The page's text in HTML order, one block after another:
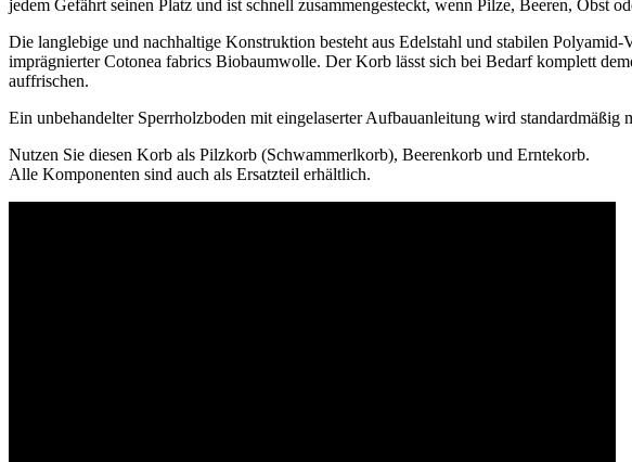
jedem Gefährt seinen Platz und ist schnell zusammengesteckt, wenn Pilze, Beeren, Obst
Die langlebige und nachhaltige Konstruktion besteht aus Edelstahl und stabilen
imprägnierter Cotonea fabrics Biobaumwolle. Der Korb lässt sich bei Bedarf komplett
auffrischen.
Ein unbehandelter Sperrholzboden mit eingelaserter Aufbauanleitung wird standardmäßig
Nutzen Sie diesen Korb als Pilzkorb (Schwammerlkorb), Beerenkorb und Erntekorb.
Alle Komponenten sind auch als Ersatzteil erhältlich.